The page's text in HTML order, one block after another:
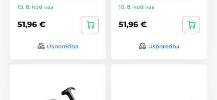
10. 8. kod vas
51,96 €
Usporedba
10. 8. kod vas
51,96 €
Usporedba